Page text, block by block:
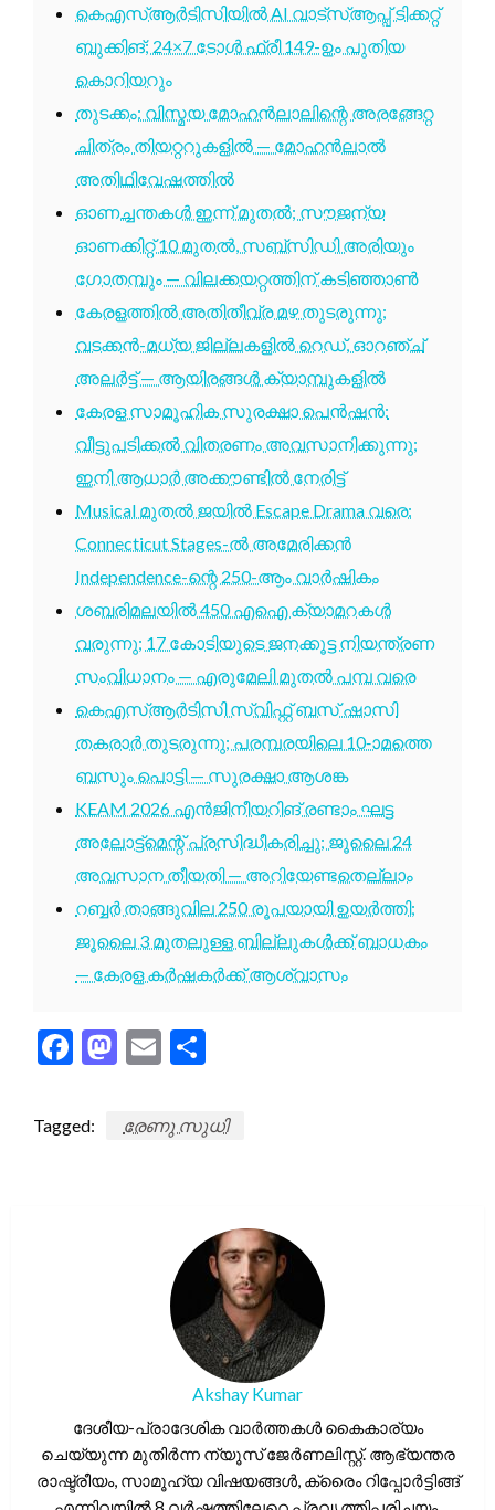
കെഎസ്ആർടിസിയിൽ AI വാട്സ്ആപ്പ് ടിക്കറ്റ്
ബുക്കിങ്; 24×7 ടോൾ ഫ്രീ 149-ഉം പുതിയ
കൊറിയറും
തുടക്കം: വിസ്മയ മോഹൻലാലിന്റെ അരങ്ങേറ്റ
ചിത്രം തിയറ്ററുകളിൽ — മോഹൻലാൽ
അതിഥിവേഷത്തിൽ
ഓണച്ചന്തകൾ ഇന്ന് മുതൽ; സൗജന്യ
ഓണക്കിറ്റ് 10 മുതൽ, സബ്സിഡി അരിയും
ഗോതമ്പും — വിലക്കയറ്റത്തിന് കടിഞ്ഞാൺ
കേരളത്തിൽ അതിതീവ്ര മഴ തുടരുന്നു;
വടക്കൻ-മധ്യ ജില്ലകളിൽ റെഡ്, ഓറഞ്ച്
അലർട്ട് — ആയിരങ്ങൾ ക്യാമ്പുകളിൽ
കേരള സാമൂഹിക സുരക്ഷാ പെൻഷൻ:
വീട്ടുപടിക്കൽ വിതരണം അവസാനിക്കുന്നു;
ഇനി ആധാർ അക്കൗണ്ടിൽ നേരിട്ട്
Musical മുതൽ ജയിൽ Escape Drama വരെ:
Connecticut Stages-ൽ അമേരിക്കൻ
Independence-ന്റെ 250-ആം വാർഷികം
ശബരിമലയിൽ 450 എഐ ക്യാമറകൾ
വരുന്നു; 17 കോടിയുടെ ജനക്കൂട്ട നിയന്ത്രണ
സംവിധാനം — എരുമേലി മുതൽ പമ്പ വരെ
കെഎസ്ആർടിസി സ്വിഫ്റ്റ് ബസ് ഷാസി
തകരാർ തുടരുന്നു; പരമ്പരയിലെ 10-ാമത്തെ
ബസും പൊട്ടി — സുരക്ഷാ ആശങ്ക
KEAM 2026 എൻജിനീയറിങ് രണ്ടാം ഘട്ട
അലോട്ട്മെന്റ് പ്രസിദ്ധീകരിച്ചു; ജൂലൈ 24
അവസാന തീയതി — അറിയേണ്ടതെല്ലാം
റബ്ബർ താങ്ങുവില 250 രൂപയായി ഉയർത്തി;
ജൂലൈ 3 മുതലുള്ള ബില്ലുകൾക്ക് ബാധകം
— കേരള കർഷകർക്ക് ആശ്വാസം
Facebook
Mastodon
Email
Tagged: രേണു സുധി
Akshay Kumar
ദേശീയ-പ്രാദേശിക വാർത്തകൾ കൈകാര്യം
ചെയ്യുന്ന മുതിർന്ന ന്യൂസ് ജേർണലിസ്റ്റ്. ആഭ്യന്തര
രാഷ്ട്രീയം, സാമൂഹ്യ വിഷയങ്ങൾ, ക്രൈം റിപ്പോർട്ടിങ്ങ്